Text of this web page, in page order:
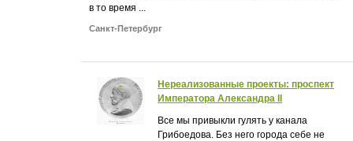
в то время ...
Санкт-Петербург
Нереализованные проекты: проспект
Императора Александра II
Все мы привыкли гулять у канала
Грибоедова. Без него города себе не